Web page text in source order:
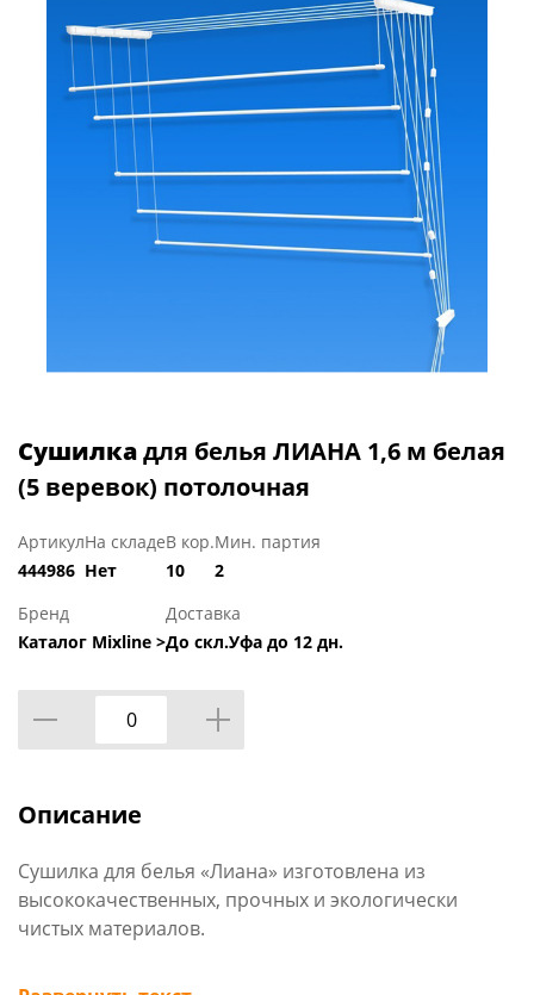
Сушилкадля белья ЛИАНА 1,6 м белая
(5 веревок) потолочная
Артикул
444986
На складе
Нет
В кор.
10
Мин. партия
2
Бренд
Каталог Mixline >
Доставка
До скл.Уфа до 12 дн.
Описание
Сушилка для белья «Лиана» изготовлена из
высококачественных, прочных и экологически
чистых материалов.
Сушилка крепится к потолку и не занимает много